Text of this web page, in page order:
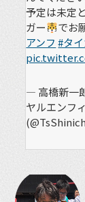
予定は未定
ガー
でお
アンフ #タ
— 高橋新一
ヤルエンフ